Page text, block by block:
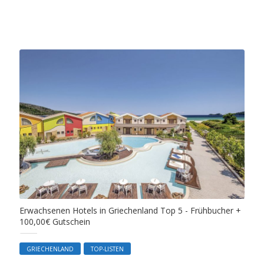
Erwachsenen Hotels in Griechenland Top 5 - Frühbucher +
100,00€ Gutschein
GRIECHENLAND TOP-LISTEN